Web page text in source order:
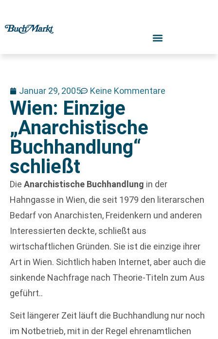
Januar 29, 2005 Keine Kommentare
Wien: Einzige
„Anarchistische
Buchhandlung“
schließt
Die Anarchistische Buchhandlung in der
Hahngasse in Wien, die seit 1979 den literarschen
Bedarf von Anarchisten, Freidenkern und anderen
Interessierten deckte, schließt aus
wirtschaftlichen Gründen. Sie ist die einzige ihrer
Art in Wien. Sichtlich haben Internet, aber auch die
sinkende Nachfrage nach Theorie-Titeln zum Aus
geführt..
Seit längerer Zeit läuft die Buchhandlung nur noch
im Notbetrieb, mit in der Regel ehrenamtlichen